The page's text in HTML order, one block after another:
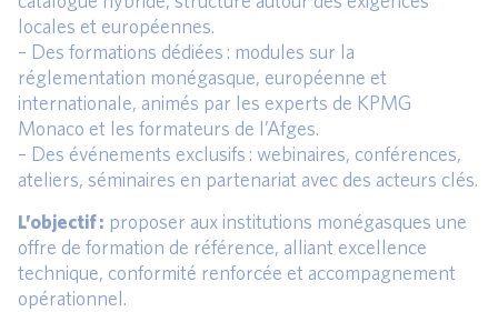
locales et européennes.
– Des formations dédiées : modules sur la
réglementation monégasque, européenne et
internationale, animés par les experts de KPMG
Monaco et les formateurs de l’Afges.
– Des événements exclusifs : webinaires, conférences,
ateliers, séminaires en partenariat avec des acteurs clés.
L’objectif : proposer aux institutions monégasques une
offre de formation de référence, alliant excellence
technique, conformité renforcée et accompagnement
opérationnel.